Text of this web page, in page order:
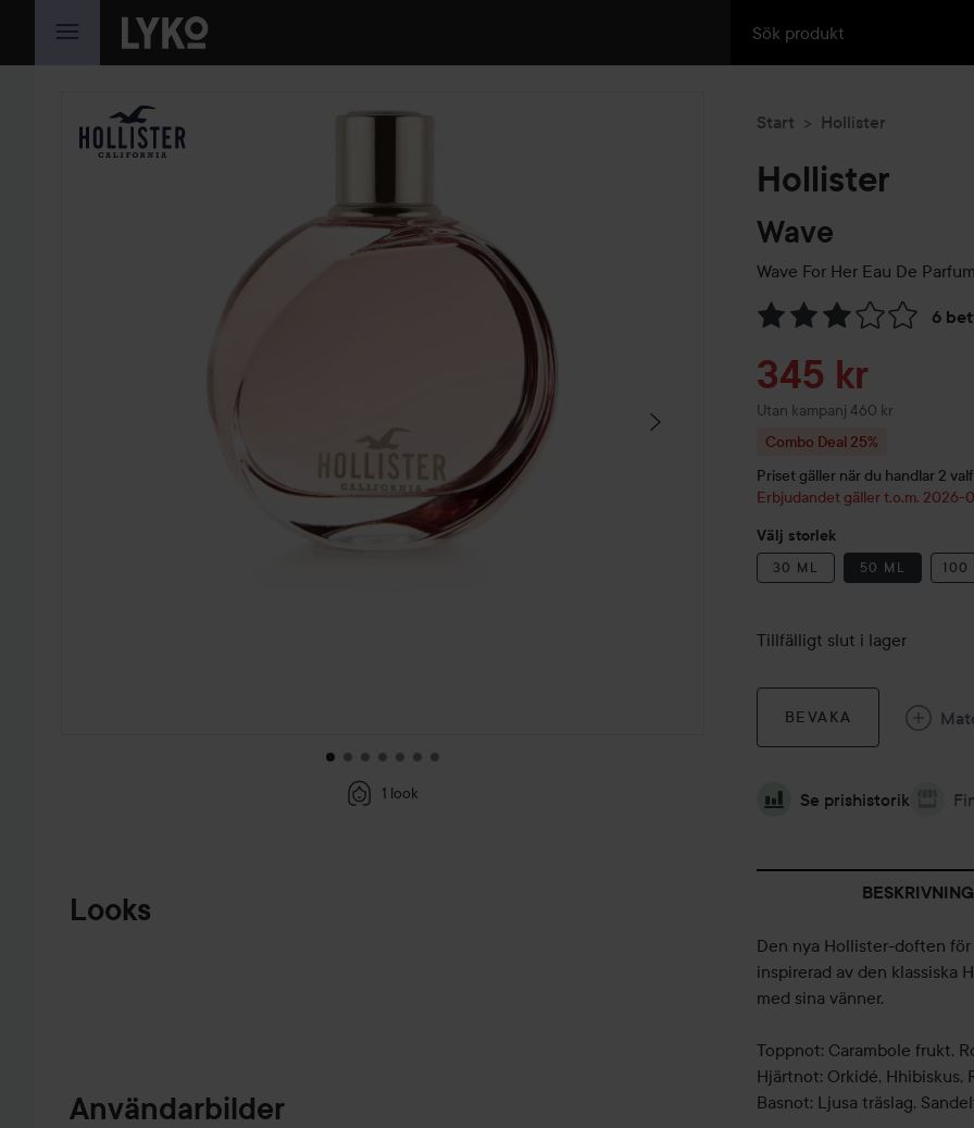
HOPPA TILL INNEHÅLLET
HOPPA ÖVER SEKTIONEN
1 look
Looks
Användarbilder
Start Hollister
Hollister
Wave
Wave For Her Eau De Parfum
6
Hoppa till Betyg &
Reapris
345 kr
Utan kampanj 460 kr
Combo Deal 25%
Priset gäller när du handlar 2
Erbjudandet gäller t.o.m. 2026-
Välj storlek
30 ML 50 ML 100
Tillfälligt slut i lager
BEVAKA
Se prishistorik
BESKRIVNING
Den nya Hollister-doften
inspirerad av den klassiska
med sina vänner.
Toppnot: Carambole frukt,
Hjärtnot: Orkidé, Hhibiskus,
Basnot: Ljusa träslag,